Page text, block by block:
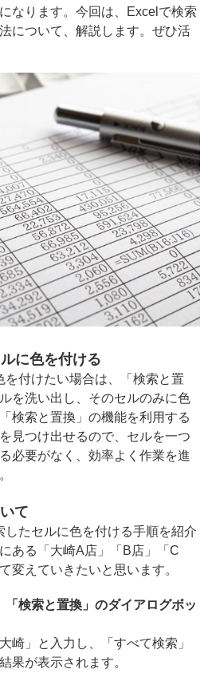
なります。今回は、Excelで検索
について、解説します。ぜひ活
に色を付ける
を付けたい場合は、「検索と置
を洗い出し、そのセルのみに色
検索と置換」の機能を利用する
見つけ出せるので、セルを一つ
必要がなく、効率よく作業を進
て
したセルに色を付ける手順を紹介
ある「大崎A店」「B店」「C
変えていきたいと思います。
検索と置換」のダイアログボッ
崎」と入力し、「すべて検索」
果が表示されます。